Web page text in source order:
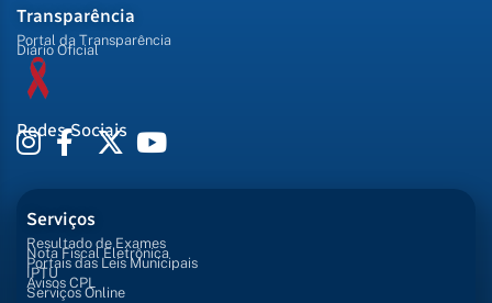
Transparência
Portal da Transparência
Diário Oficial
Redes Sociais
Serviços
Resultado de Exames
Nota Fiscal Eletrônica
Portais das Leis Municipais
IPTU
Avisos CPL
Serviços Online